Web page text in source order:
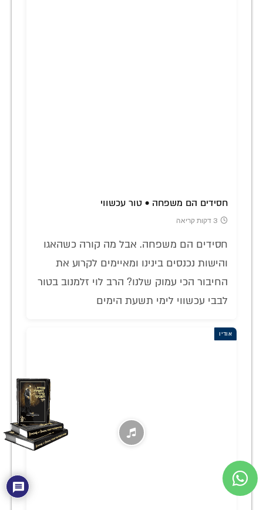
חסידים הם משפחה • טור עכשווי
3 דקות קריאה
חסידים הם משפחה. אבל מה קורה כשהאגו
והישות נכנסים בינינו ומאיימים לקרוע את
החיבור הכי עמוק שלנו? הרב לוי זלמנוב בטור
לבבי עכשווי לימי תשעת הימים
אודיו